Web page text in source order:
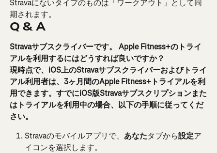
Stravaにないタイプのものは「ワークアウト」として同
期されます。
Q & A
Stravaサブスクライバーです。 Apple Fitness+のトライ
アルを利用するにはどうすれば良いですか？
現時点で、iOS上のStravaサブスクライバーおよびトライ
アル利用者は、3ヶ月間のApple Fitness+トライアルを利
用できます。すでにiOS版Stravaサブスクリプションまた
はトライアルを利用中の場合、以下の手順に従ってくだ
さい。
Stravaのモバイルアプリで、 あなたタブから設定ア
イコンを選択します。